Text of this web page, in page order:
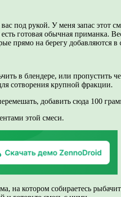
под рукой. У меня запас
готовая обычная приманка.
прямо на берегу добавляются в
в блендере, или пропустить
сотворения крупной фракции.
добавить сюда 100
этой смеси.
на котором собираетесь